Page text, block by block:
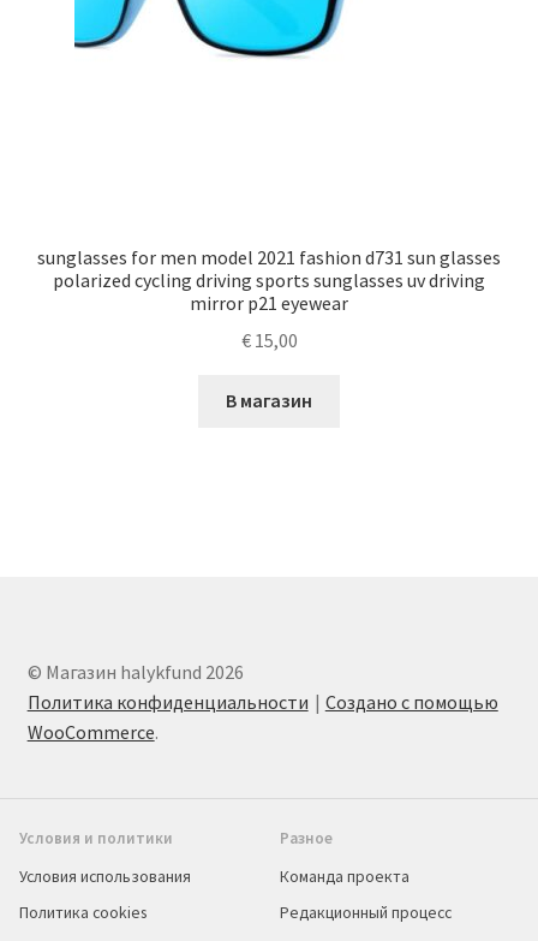
sunglasses for men model 2021 fashion d731 sun glasses
polarized cycling driving sports sunglasses uv driving
mirror p21 eyewear
€15,00
В магазин
© Магазин halykfund 2026
Политика конфиденциальности
Создано с помощью
WooCommerce.
Условия и политики
Условия использования
Политика cookies
Разное
Команда проекта
Редакционный процесс